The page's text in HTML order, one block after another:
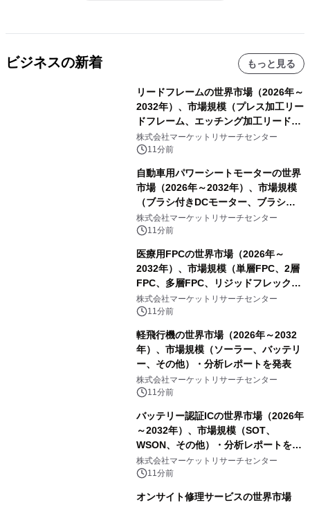
ビジネスの新着 もっと見る
リードフレームの世界市場（2026年～
2032年）、市場規模（プレス加工リー
ドフレーム、エッチング加工リードフ
レーム）・分析レポートを発表
株式会社マーケットリサーチセンター
11分前
自動車用パワーシートモーターの世界
市場（2026年～2032年）、市場規模
（ブラシ付きDCモーター、ブラシレ
スDCモーター）・分析レポートを発
表
株式会社マーケットリサーチセンター
11分前
医療用FPCの世界市場（2026年～
2032年）、市場規模（単層FPC、2層
FPC、多層FPC、リジッドフレックス
PCB）・分析レポートを発表
株式会社マーケットリサーチセンター
11分前
軽飛行機の世界市場（2026年～2032
年）、市場規模（ソーラー、バッテリ
ー、その他）・分析レポートを発表
株式会社マーケットリサーチセンター
11分前
バッテリー認証ICの世界市場（2026年
～2032年）、市場規模（SOT、
WSON、その他）・分析レポートを発
表
株式会社マーケットリサーチセンター
11分前
オンサイト修理サービスの世界市場